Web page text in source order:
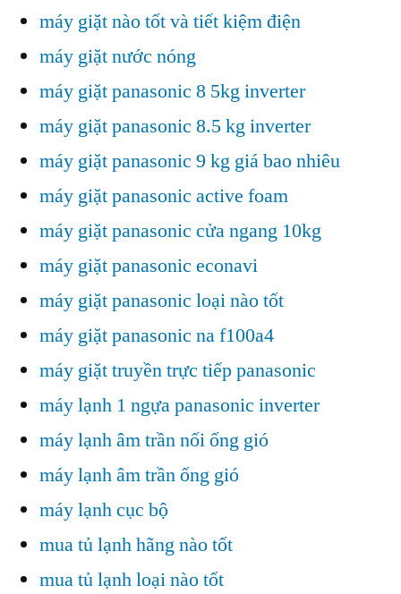
máy giặt nào tốt và tiết kiệm điện
máy giặt nước nóng
máy giặt panasonic 8 5kg inverter
máy giặt panasonic 8.5 kg inverter
máy giặt panasonic 9 kg giá bao nhiêu
máy giặt panasonic active foam
máy giặt panasonic cửa ngang 10kg
máy giặt panasonic econavi
máy giặt panasonic loại nào tốt
máy giặt panasonic na f100a4
máy giặt truyền trực tiếp panasonic
máy lạnh 1 ngựa panasonic inverter
máy lạnh âm trần nối ống gió
máy lạnh âm trần ống gió
máy lạnh cục bộ
mua tủ lạnh hãng nào tốt
mua tủ lạnh loại nào tốt